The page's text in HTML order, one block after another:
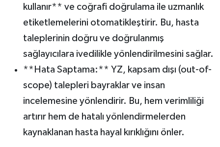
kullanır** ve coğrafi doğrulama ile uzmanlık
etiketlemelerini otomatikleştirir. Bu, hasta
taleplerinin doğru ve doğrulanmış
sağlayıcılara ivedilikle yönlendirilmesini sağlar.
**Hata Saptama:** YZ, kapsam dışı (out-of-
scope) talepleri bayraklar ve insan
incelemesine yönlendirir. Bu, hem verimliliği
artırır hem de hatalı yönlendirmelerden
kaynaklanan hasta hayal kırıklığını önler.